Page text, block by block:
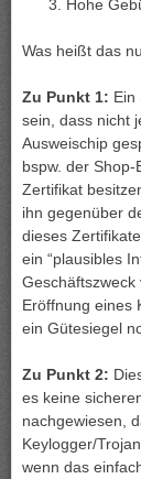
Hohe
Was heißt das
Zu Punkt 1: Ein
sein, dass nicht
Ausweischip
bspw. der
Zertifikat
ihn gegenüber
dieses
ein “plausibles
Geschäftszweck
Eröffnung eines
ein Gütesiegel
Zu Punkt 2:
es keine
nachgewiesen,
Keylogger/
wenn das